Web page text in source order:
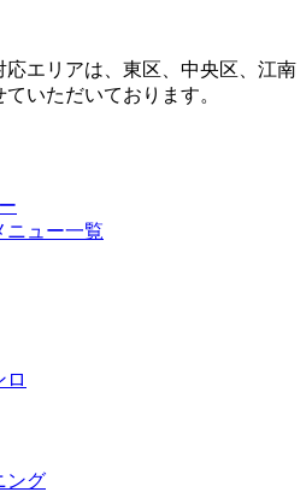
応エリアは、東区、中央区、江南
いただいております。
ニュー一覧
ロ
ング